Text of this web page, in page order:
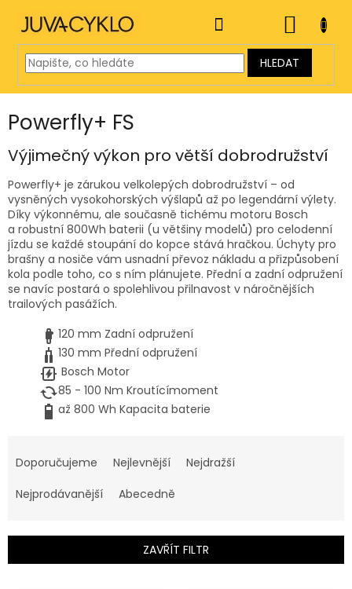
obsah
HLEDAT
KOŠÍK
Powerfly+ FS
Výjimečný výkon pro větší dobrodružství
Powerfly+ je zárukou velkolepých dobrodružství – od
vysněných vysokohorských výšlapů až po legendární výlety.
Díky výkonnému, ale současně tichému motoru Bosch
a robustní 800Wh baterii (u většiny modelů) pro celodenní
jízdu se každé stoupání do kopce stává hračkou. Úchyty pro
brašny a nosiče vám usnadní převoz nákladu a přizpůsobení
kola podle toho, co s ním plánujete. Přední a zadní odpružení
se navíc postará o spolehlivou přilnavost v náročnějších
trailových pasážích.
120 mm Zadní odpružení
130 mm Přední odpružení
Bosch Motor
85 - 100 Nm Kroutícímoment
až 800 Wh Kapacita baterie
a
e
í
r
Doporučujeme Nejlevnější
Nejdražší
Nejprodávanější
Abecedně
ZAVŘÍT FILTR